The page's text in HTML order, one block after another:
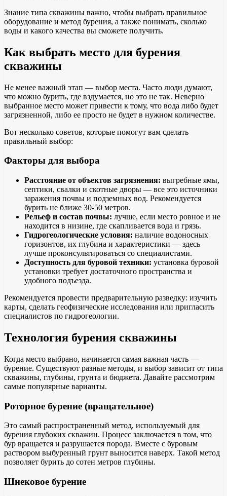
Знание типа скважины важно, чтобы выбрать правильное
оборудование и метод бурения, а также понимать, сколько
воды и какого качества вы сможете получить.
Как выбрать место для бурения
скважины
Не менее важный этап — выбор места. Часто люди думают,
что можно бурить, где вздумается, но это не так. Неверно
выбранное место может привести к тому, что вода либо будет
загрязненной, либо ее просто не будет в нужном количестве.
Вот несколько советов, которые помогут вам сделать
правильный выбор:
Факторы для выбора
Расстояние от объектов загрязнения: выгребные ямы,
септики, свалки и скотные дворы — все это источники
заражения почвы и подземных вод. Рекомендуется
бурить не ближе 30-50 метров.
Рельеф и состав почвы: лучше, если место ровное и не
находится в низине, где скапливается вода и грязь.
Гидрогеологические условия: наличие водоносных
горизонтов, их глубина и характеристики — здесь
лучше проконсультироваться со специалистами.
Доступность для буровой техники: установка буровой
установки требует достаточного пространства и
удобного подъезда.
Рекомендуется провести предварительную разведку: изучить
карты, сделать геофизические исследования или пригласить
специалистов по гидрогеологии.
Технология бурения скважины
Когда место выбрано, начинается самая важная часть —
бурение. Существуют разные методы, и выбор зависит от типа
скважины, глубины, грунта и бюджета. Давайте рассмотрим
самые популярные варианты.
Роторное бурение (вращательное)
Это самый распространенный метод, используемый для
бурения глубоких скважин. Процесс заключается в том, что
бур вращается и разрушается порода. Вместе с буровым
раствором выбуренный грунт выносится наверх. Такой метод
позволяет бурить до сотен метров глубины.
Шнековое бурение